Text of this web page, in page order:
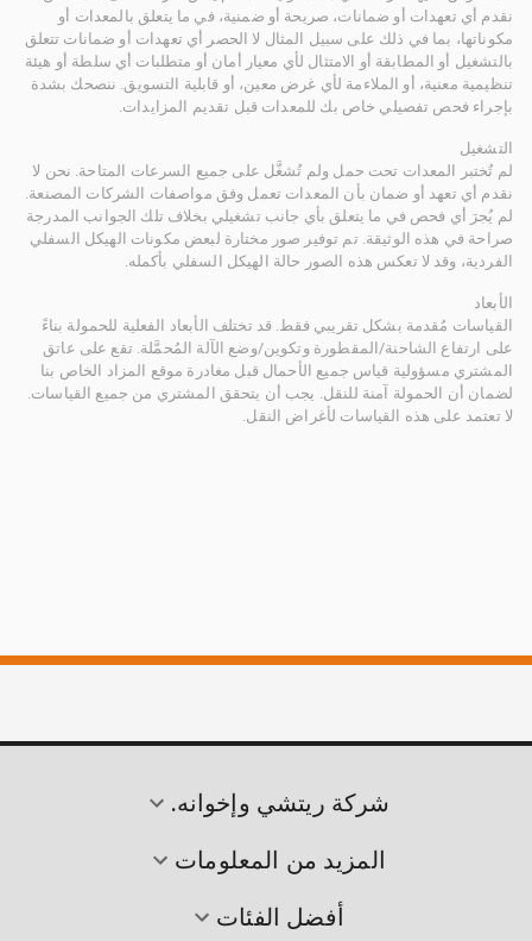
نقدم أي تعهدات أو ضمانات، صريحة أو ضمنية، في ما يتعلق بالمعدات أو
مكوناتها، بما في ذلك على سبيل المثال لا الحصر أي تعهدات أو ضمانات تتعلق
بالتشغيل أو المطابقة أو الامتثال لأي معيار أمان أو متطلبات أي سلطة أو هيئة
تنظيمية معنية، أو الملاءمة لأي غرض معين، أو قابلية التسويق. ننصحك بشدة
بإجراء فحص تفصيلي خاص بك للمعدات قبل تقديم المزايدات.
التشغيل
لم تُختبر المعدات تحت حمل ولم تُشغَّل على جميع السرعات المتاحة. نحن لا
نقدم أي تعهد أو ضمان بأن المعدات تعمل وفق مواصفات الشركات المصنعة.
لم يُجرَ أي فحص في ما يتعلق بأي جانب تشغيلي بخلاف تلك الجوانب المدرجة
صراحة في هذه الوثيقة. تم توفير صور مختارة لبعض مكونات الهيكل السفلي
الفردية، وقد لا تعكس هذه الصور حالة الهيكل السفلي بأكمله.
الأبعاد
القياسات مُقدمة بشكل تقريبي فقط. قد تختلف الأبعاد الفعلية للحمولة بناءً
على ارتفاع الشاحنة/المقطورة وتكوين/وضع الآلة المُحمَّلة. تقع على عاتق
المشتري مسؤولية قياس جميع الأحمال قبل مغادرة موقع المزاد الخاص بنا
لضمان أن الحمولة آمنة للنقل. يجب أن يتحقق المشتري من جميع القياسات.
لا تعتمد على هذه القياسات لأغراض النقل.
شركة ريتشي وإخوانه.
المزيد من المعلومات
أفضل الفئات